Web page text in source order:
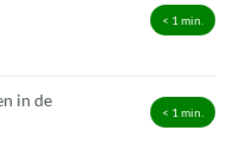
< 1 min.
exemplaren?
een andere vestiging?
in de
< 1 min.